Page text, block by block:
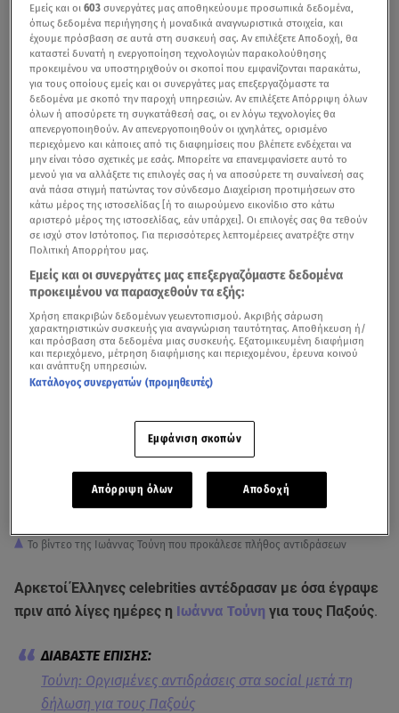
To βίντεο της Ιωάννας Τούνη που προκάλεσε πλήθος αντιδράσεων
Αρκετοί Έλληνες celebrities αντέδρασαν με όσα έγραψε
πριν από λίγες ημέρες η Ιωάννα Τούνη για τους Παξούς.
Τούνη: Οργισμένες αντιδράσεις στα social μετά τη
δήλωση για τους Παξούς
Εμείς και οι603 συνεργάτες μας αποθηκεύουμε προσωπικά δεδομένα,
όπως δεδομένα περιήγησης ή μοναδικά αναγνωριστικά στοιχεία, και
έχουμε πρόσβαση σε αυτά στη συσκευή σας. Αν επιλέξετε Αποδοχή, θα
καταστεί δυνατή η ενεργοποίηση τεχνολογιών παρακολούθησης
προκειμένου να υποστηριχθούν οι σκοποί που εμφανίζονται παρακάτω,
για τους οποίους εμείς και οι συνεργάτες μας επεξεργαζόμαστε τα
δεδομένα με σκοπό την παροχή υπηρεσιών. Αν επιλέξετε Απόρριψη όλων
όλων ή αποσύρετε τη συγκατάθεσή σας, οι εν λόγω τεχνολογίες θα
απενεργοποιηθούν. Αν απενεργοποιηθούν οι ιχνηλάτες, ορισμένο
περιεχόμενο και κάποιες από τις διαφημίσεις που βλέπετε ενδέχεται να
μην είναι τόσο σχετικές με εσάς. Μπορείτε να επανεμφανίσετε αυτό το
μενού για να αλλάξετε τις επιλογές σας ή να αποσύρετε τη συναίνεσή σας
ανά πάσα στιγμή πατώντας τον σύνδεσμο Διαχείριση προτιμήσεων στο
κάτω μέρος της ιστοσελίδας [ή το αιωρούμενο εικονίδιο στο κάτω
αριστερό μέρος της ιστοσελίδας, εάν υπάρχει]. Οι επιλογές σας θα τεθούν
σε ισχύ στον Ιστότοπος. Για περισσότερες λεπτομέρειες ανατρέξτε στην
Πολιτική Απορρήτου μας.
Εμείς και οι συνεργάτες μας επεξεργαζόμαστε δεδομένα
προκειμένου να παρασχεθούν τα εξής:
Χρήση επακριβών δεδομένων γεωεντοπισμού. Ακριβής σάρωση
χαρακτηριστικών συσκευής για αναγνώριση ταυτότητας. Αποθήκευση ή/
και πρόσβαση στα δεδομένα μιας συσκευής. Εξατομικευμένη διαφήμιση
και περιεχόμενο, μέτρηση διαφήμισης και περιεχομένου, έρευνα κοινού
και ανάπτυξη υπηρεσιών.
Κατάλογος συνεργατών (προμηθευτές)
Εμφάνιση σκοπών
Απόρριψη όλων Αποδοχή